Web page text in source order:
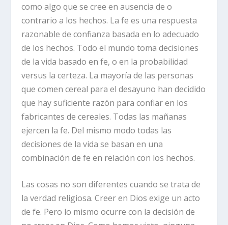
como algo que se cree en ausencia de o
contrario a los hechos. La fe es una respuesta
razonable de confianza basada en lo adecuado
de los hechos. Todo el mundo toma decisiones
de la vida basado en fe, o en la probabilidad
versus la certeza. La mayoría de las personas
que comen cereal para el desayuno han decidido
que hay suficiente razón para confiar en los
fabricantes de cereales. Todas las mañanas
ejercen la fe. Del mismo modo todas las
decisiones de la vida se basan en una
combinación de fe en relación con los hechos.
Las cosas no son diferentes cuando se trata de
la verdad religiosa. Creer en Dios exige un acto
de fe. Pero lo mismo ocurre con la decisión de